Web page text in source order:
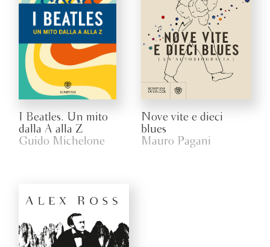
I Beatles. Un mito
dalla A alla Z
Guido Michelone
Nove vite e dieci
blues
Mauro Pagani